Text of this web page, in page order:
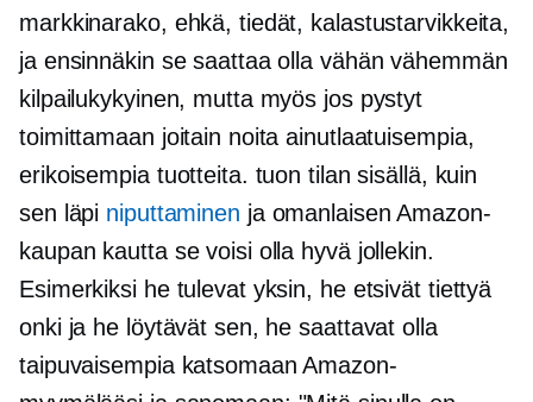
markkinarako, ehkä, tiedät, kalastustarvikkeita,
ja ensinnäkin se saattaa olla vähän vähemmän
kilpailukykyinen, mutta myös jos pystyt
toimittamaan joitain noita ainutlaatuisempia,
erikoisempia tuotteita. tuon tilan sisällä, kuin
sen läpi niputtaminen ja omanlaisen Amazon-
kaupan kautta se voisi olla hyvä jollekin.
Esimerkiksi he tulevat yksin, he etsivät tiettyä
onki ja he löytävät sen, he saattavat olla
taipuvaisempia katsomaan Amazon-